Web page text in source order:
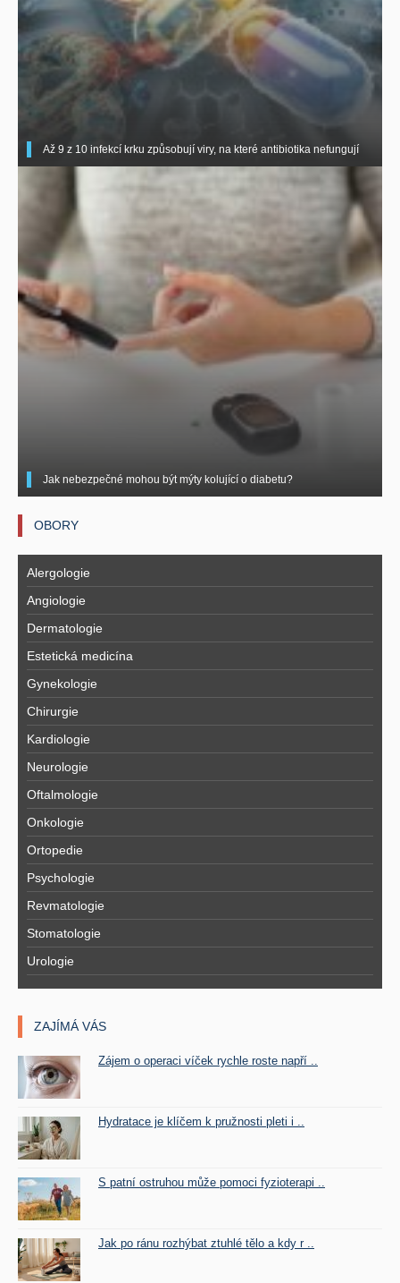
Až 9 z 10 infekcí krku způsobují viry, na které antibiotika nefungují
Jak nebezpečné mohou být mýty kolující o diabetu?
OBORY
Alergologie
Angiologie
Dermatologie
Estetická medicína
Gynekologie
Chirurgie
Kardiologie
Neurologie
Oftalmologie
Onkologie
Ortopedie
Psychologie
Revmatologie
Stomatologie
Urologie
ZAJÍMÁ VÁS
Zájem o operaci víček rychle roste napří ..
Hydratace je klíčem k pružnosti pleti i ..
S patní ostruhou může pomoci fyzioterapi ..
Jak po ránu rozhýbat ztuhlé tělo a kdy r ..